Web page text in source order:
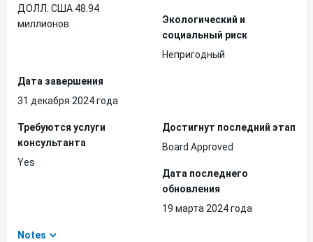
ДОЛЛ. США 48.94
миллионов
Экологический и
социальный риск
Непригодный
Дата завершения
31 декабря 2024 года
Требуются услуги
консультанта
Yes
Достигнут последний этап
Board Approved
Дата последнего
обновления
19 марта 2024 года
Notes